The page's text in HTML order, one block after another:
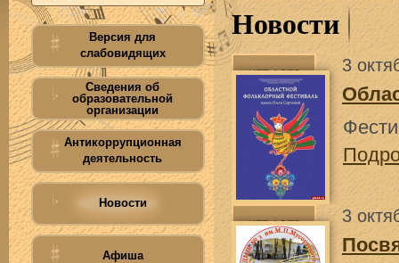
Версия для
слабовидящих
Сведения об
образовательной
организации
Антикоррупционная
деятельность
Новости
Афиша
Новости
3
3